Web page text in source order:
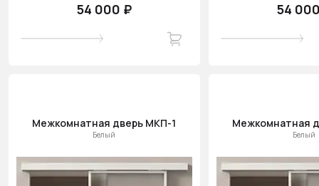
54 000 ₽ 54
Межкомнатная дверь МКП-1
Белый
Межкомнатная
Белый